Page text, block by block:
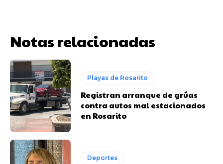
Notas relacionadas
Playas de Rosarito
Registran arranque de grúas
contra autos mal estacionados
en Rosarito
Deportes